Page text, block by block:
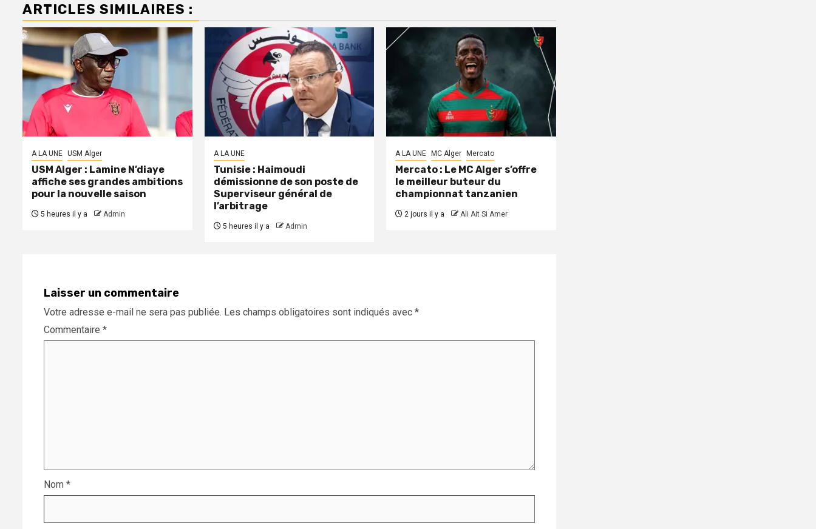
ARTICLES SIMILAIRES :
A LA UNE USM Alger
USM Alger : Lamine N’diaye
affiche ses grandes ambitions
pour la nouvelle saison
5 heures il y a Admin
A LA UNE
Tunisie : Haimoudi
démissionne de son poste de
Superviseur général de
l’arbitrage
5 heures il y a Admin
A LA UNE MC Alger Mercato
Mercato : Le MC Alger s’offre
le meilleur buteur du
championnat tanzanien
2 jours il y a Ali Ait Si Amer
Laisser un commentaire
Votre adresse e-mail ne sera pas publiée. Les champs obligatoires sont indiqués avec *
Commentaire *
Nom *